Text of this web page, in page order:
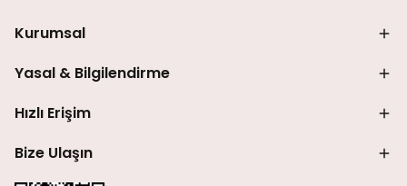
Kurumsal
Yasal & Bilgilendirme
Hızlı Erişim
Bize Ulaşın